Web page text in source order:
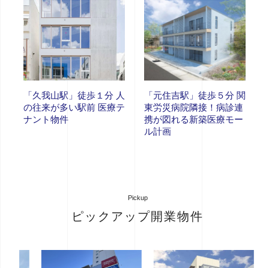
「久我山駅」徒歩１分 人
の往来が多い駅前 医療テ
ナント物件
「元住吉駅」徒歩５分 関
東労災病院隣接！病診連
携が図れる新築医療モー
ル計画
Pickup
ピックアップ開業物件